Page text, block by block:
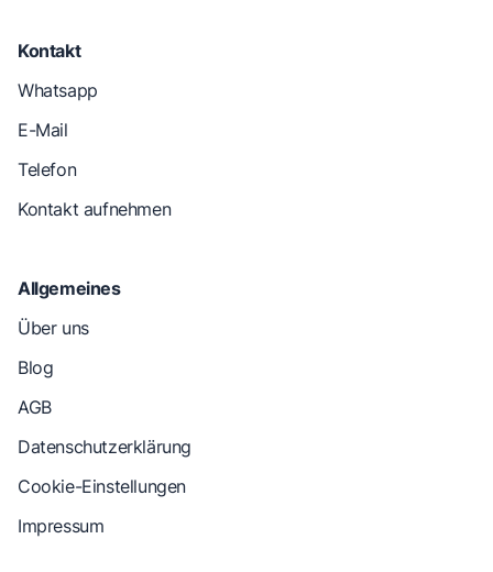
Kontakt
Whatsapp
E-Mail
Telefon
Kontakt aufnehmen
Allgemeines
Über uns
Blog
AGB
Datenschutzerklärung
Cookie-Einstellungen
Impressum